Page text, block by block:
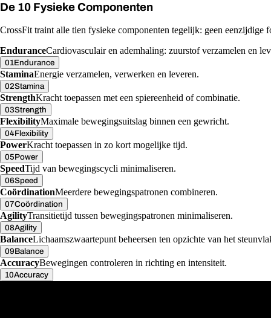
De 10 Fysieke Componenten
CrossFit traint alle tien fysieke componenten tegelijk: geen eenzijdige
EnduranceCardiovasculair en ademhaling: zuurstof verzamelen en
01Endurance
StaminaEnergie verzamelen, verwerken en leveren.
02Stamina
StrengthKracht toepassen met een spiereenheid of combinatie.
03Strength
FlexibilityMaximale bewegingsuitslag binnen een gewricht.
04Flexibility
PowerKracht toepassen in zo kort mogelijke tijd.
05Power
SpeedTijd van bewegingscycli minimaliseren.
06Speed
CoördinationMeerdere bewegingspatronen combineren.
07Coördination
AgilityTransitietijd tussen bewegingspatronen minimaliseren.
08Agility
BalanceLichaamszwaartepunt beheersen ten opzichte van het
09Balance
AccuracyBewegingen controleren in richting en intensiteit.
10Accuracy